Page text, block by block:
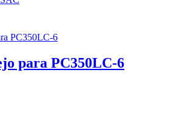
para PC350LC-6